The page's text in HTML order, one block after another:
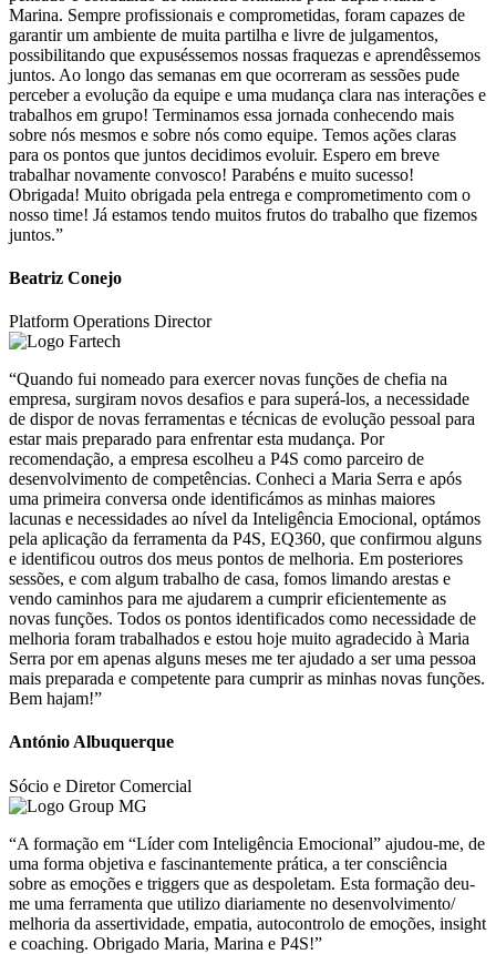
Marina. Sempre profissionais e comprometidas, foram capazes de
garantir um ambiente de muita partilha e livre de julgamentos,
possibilitando que expuséssemos nossas fraquezas e aprendêssemos
juntos. Ao longo das semanas em que ocorreram as sessões pude
perceber a evolução da equipe e uma mudança clara nas interações e
trabalhos em grupo! Terminamos essa jornada conhecendo mais
sobre nós mesmos e sobre nós como equipe. Temos ações claras
para os pontos que juntos decidimos evoluir. Espero em breve
trabalhar novamente convosco! Parabéns e muito sucesso!
Obrigada! Muito obrigada pela entrega e comprometimento com o
nosso time! Já estamos tendo muitos frutos do trabalho que fizemos
juntos.”
Beatriz Conejo
Platform Operations Director
“Quando fui nomeado para exercer novas funções de chefia na
empresa, surgiram novos desafios e para superá-los, a necessidade
de dispor de novas ferramentas e técnicas de evolução pessoal para
estar mais preparado para enfrentar esta mudança. Por
recomendação, a empresa escolheu a P4S como parceiro de
desenvolvimento de competências. Conheci a Maria Serra e após
uma primeira conversa onde identificámos as minhas maiores
lacunas e necessidades ao nível da Inteligência Emocional, optámos
pela aplicação da ferramenta da P4S, EQ360, que confirmou alguns
e identificou outros dos meus pontos de melhoria. Em posteriores
sessões, e com algum trabalho de casa, fomos limando arestas e
vendo caminhos para me ajudarem a cumprir eficientemente as
novas funções. Todos os pontos identificados como necessidade de
melhoria foram trabalhados e estou hoje muito agradecido à Maria
Serra por em apenas alguns meses me ter ajudado a ser uma pessoa
mais preparada e competente para cumprir as minhas novas funções.
Bem hajam!”
António Albuquerque
Sócio e Diretor Comercial
“A formação em “Líder com Inteligência Emocional” ajudou-me, de
uma forma objetiva e fascinantemente prática, a ter consciência
sobre as emoções e triggers que as despoletam. Esta formação deu-
me uma ferramenta que utilizo diariamente no desenvolvimento/
melhoria da assertividade, empatia, autocontrolo de emoções, insight
e coaching. Obrigado Maria, Marina e P4S!”